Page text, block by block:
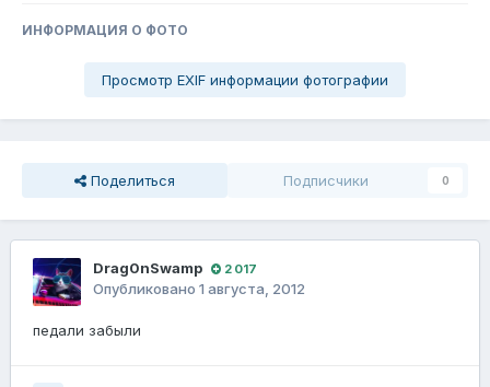
ИНФОРМАЦИЯ О ФОТО
Просмотр EXIF информации фотографии
Поделиться Подписчики 0
Drag0nSwamp 2 017
Опубликовано 1 августа, 2012
педали забыли